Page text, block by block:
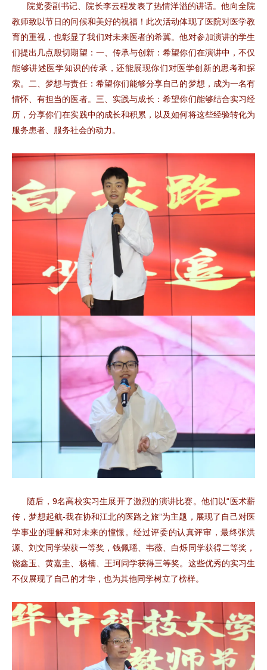
院党委副书记、院长李云程发表了热情洋溢的讲话。他向全院
教师致以节日的问候和美好的祝福！此次活动体现了医院对医学教
育的重视，也彰显了我们对未来医者的希冀。他对参加演讲的学生
们提出几点殷切期望：一、传承与创新：希望你们在演讲中，不仅
能够讲述医学知识的传承，还能展现你们对医学创新的思考和探
索。二、梦想与责任：希望你们能够分享自己的梦想，成为一名有
情怀、有担当的医者。三、实践与成长：希望你们能够结合实习经
历，分享你们在实践中的成长和积累，以及如何将这些经验转化为
服务患者、服务社会的动力。
随后，9名高校实习生展开了激烈的演讲比赛。他们以“医术薪
传，梦想起航-我在协和江北的医路之旅”为主题，展现了自己对医
学事业的理解和对未来的憧憬。经过评委的认真评审，最终张洪
源、刘文同学荣获一等奖，钱佩瑶、韦薇、白烁同学获得二等奖，
饶鑫玉、黄嘉圭、杨楠、王珂同学获得三等奖。这些优秀的实习生
不仅展现了自己的才华，也为其他同学树立了榜样。